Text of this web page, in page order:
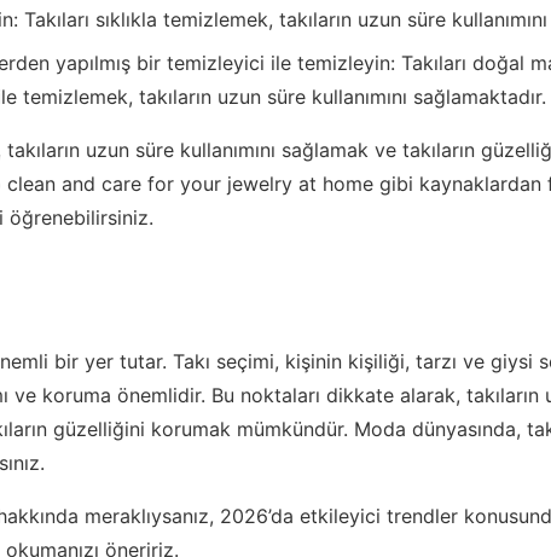
Takıları sıklıkla temizlemek, takıların uzun süre
yapılmış bir temizleyici ile temizleyin: Takıları doğal
temizlemek, takıların uzun süre kullanımını sağlamaktadır.
uzun süre kullanımını sağlamak ve takıların
clean and care for your jewelry at home gibi kaynaklardan
öğrenebilirsiniz.
bir yer tutar. Takı seçimi, kişinin kişiliği, tarzı ve giysi
ve koruma önemlidir. Bu noktaları dikkate alarak, takıların
güzelliğini korumak mümkündür. Moda dünyasında,
meraklıysanız, 2026’da etkileyici trendler
öneririz.